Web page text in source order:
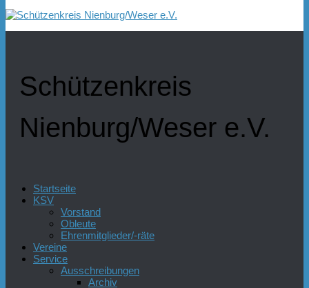
Schützenkreis
Nienburg/Weser e.V.
Startseite
KSV
Vorstand
Obleute
Ehrenmitglieder/-räte
Vereine
Service
Ausschreibungen
Archiv